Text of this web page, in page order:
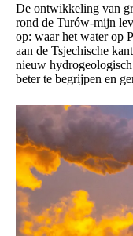
De ontwikkeling van
rond de Turów-mijn
op: waar het water op
aan de Tsjechische
nieuw
beter te begrijpen en